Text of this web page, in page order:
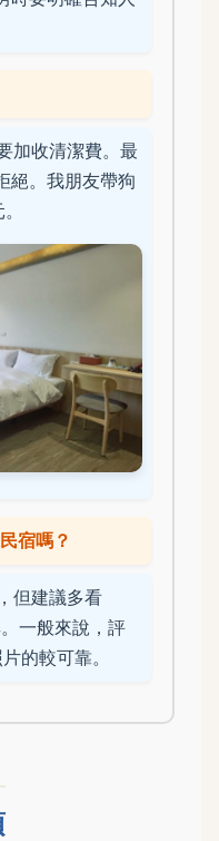
加收清潔費。最
絕。我朋友帶狗
宿嗎？
但建議多看
一般來說，評
的較可靠。